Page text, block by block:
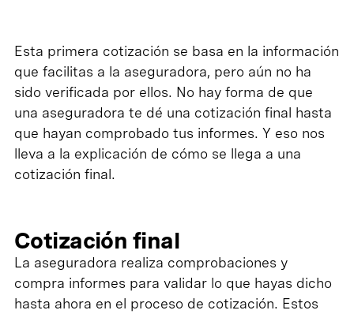
Esta primera cotización se basa en la información
que facilitas a la aseguradora, pero aún no ha
sido verificada por ellos. No hay forma de que
una aseguradora te dé una cotización final hasta
que hayan comprobado tus informes. Y eso nos
lleva a la explicación de cómo se llega a una
cotización final.
Cotización final
La aseguradora realiza comprobaciones y
compra informes para validar lo que hayas dicho
hasta ahora en el proceso de cotización. Estos